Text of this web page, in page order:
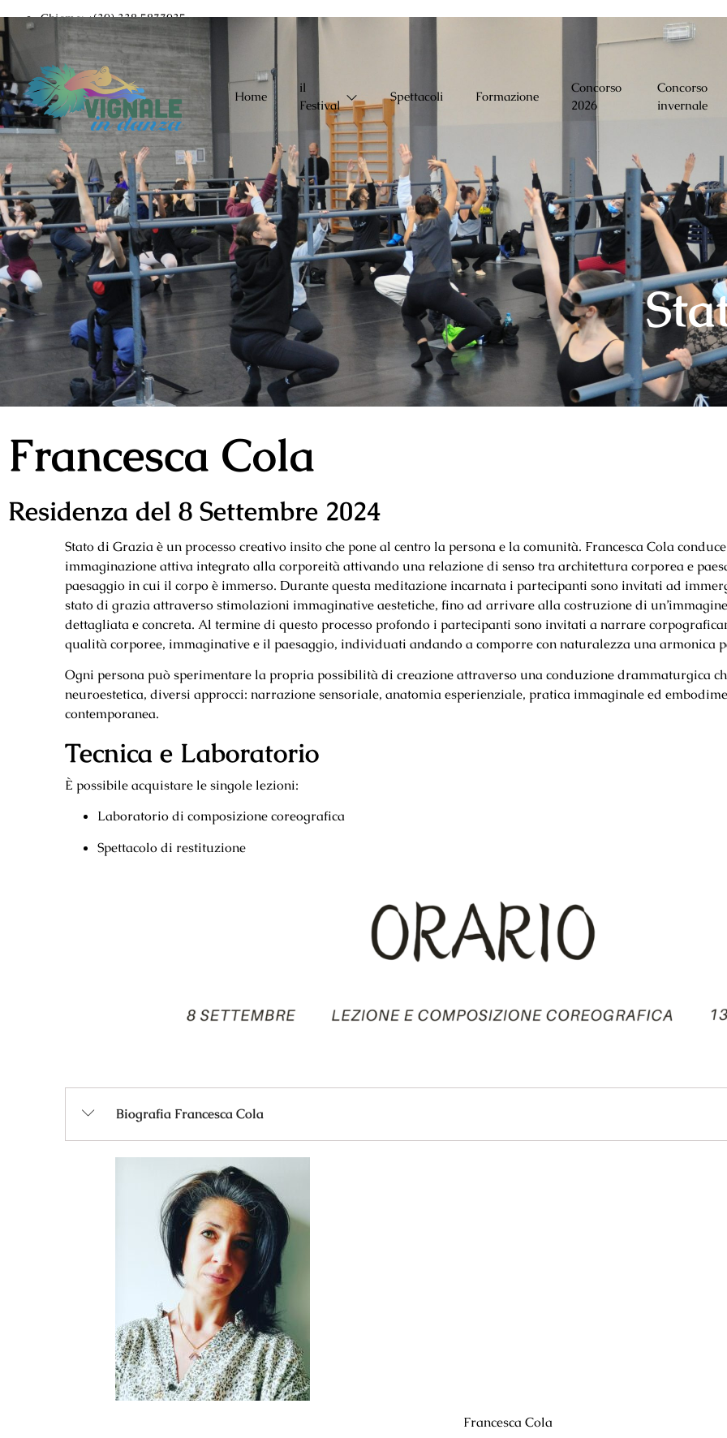
Chiama: +(39) 338 5877935
Email: info@vignaleindanza.com
Home
il
Festival
Spettacoli Formazione
Concorso
2026
Concorso
invernale
Francesca Cola
Residenza del 8 Settembre 2024
Stato di Grazia è un processo creativo insito che pone al centro la persona e la comunità. Francesca Cola
immaginazione attiva integrato alla corporeità attivando una relazione di senso tra architettura corporea e
paesaggio in cui il corpo è immerso. Durante questa meditazione incarnata i partecipanti sono invitati ad
stato di grazia attraverso stimolazioni immaginative aestetiche, fino ad arrivare alla costruzione di
dettagliata e concreta. Al termine di questo processo profondo i partecipanti sono invitati a narrare
qualità corporee, immaginative e il paesaggio, individuati andando a comporre con naturalezza una armonica
Ogni persona può sperimentare la propria possibilità di creazione attraverso una conduzione drammaturgica
neuroestetica, diversi approcci: narrazione sensoriale, anatomia esperienziale, pratica immaginale ed
contemporanea.
Tecnica e Laboratorio
È possibile acquistare le singole lezioni:
Laboratorio di composizione coreografica
Spettacolo di restituzione
Biografia Francesca Cola
Francesca Cola